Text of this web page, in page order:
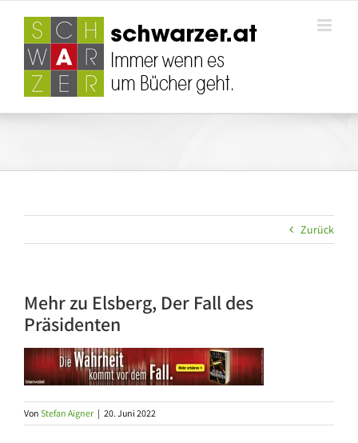
springen
Zurück
Mehr zu Elsberg, Der Fall des
Präsidenten
Von Stefan Aigner | 20. Juni 2022